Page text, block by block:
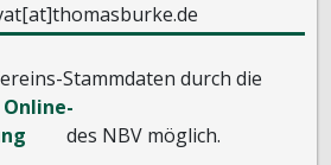
Stammdaten durch die
Online-
des NBV möglich.